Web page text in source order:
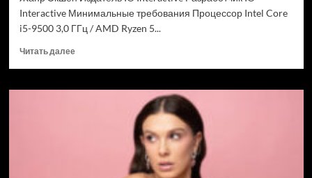
Interactive Минимальные требования Процессор Intel Core
i5-9500 3,0 ГГц / AMD Ryzen 5...
Читать далееПрочитать
007